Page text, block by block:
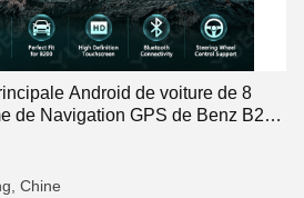
Android de voiture de 8
de Navigation GPS de Benz B200
Chine